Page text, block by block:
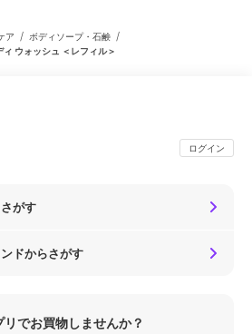
ア / ボディソープ・石鹸 /
ウォッシュ ＜レフィル＞
ログイン
がす
ドからさがす
リでお買物しませんか？